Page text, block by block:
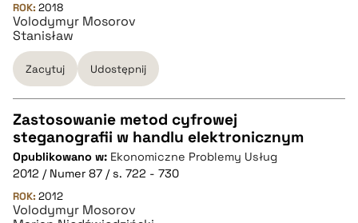
BIBTEX
pobierz cytat
ROK: 2018
Volodymyr Mosorov
Stanisław
Zacytuj Udostępnij
CZYSTY TEKST
pobierz cytat
Zastosowanie metod cyfrowej
steganografii w handlu elektronicznym
Opublikowano w: Ekonomiczne Problemy Usług
2012 / Numer 87 / s. 722 - 730
ROK: 2012
Volodymyr Mosorov